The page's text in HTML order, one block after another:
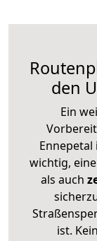
den
Ein
Ennepetal
wichtig,
als auch
ist.